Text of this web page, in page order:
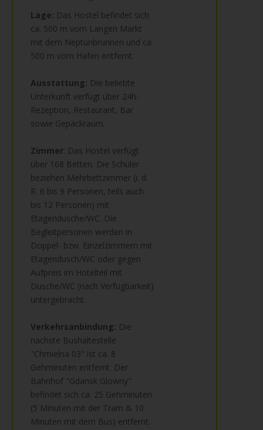
Lage: Das Hostel befindet sich
ca. 500 m vom Langen Markt
mit dem Neptunbrunnen und ca.
500 m vom Hafen entfernt.
Ausstattung: Die beliebte
Unterkunft verfügt über 24h-
Rezeption, Restaurant, Bar
sowie Gepäckraum.
Zimmer: Das Hostel verfügt
über 168 Betten. Die Schüler
beziehen Mehrbettzimmer (i. d.
R. 6 bis 9 Personen, teils auch
bis 12 Personen) mit
Etagendusche/WC. Die
Begleitpersonen werden in
Doppel- bzw. Einzelzimmern mit
Etagendusch/WC oder gegen
Aufpreis im Hotelteil mit
Dusche/WC (nach Verfügbarkeit)
untergebracht.
Verkehrsanbindung: Die
nächste Bushaltestelle
"Chmielna 03" ist ca. 8
Gehminuten entfernt. Der
Bahnhof "Gdansk Glowny"
befindet sich ca. 25 Gehminuten
(5 Minuten mit der Tram & 10
Minuten mit dem Bus) entfernt.